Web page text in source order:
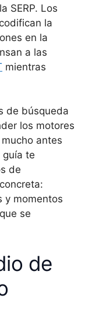
SERP. Los
la
en la
a las
mientras
de búsqueda
los motores
antes
guía te
de
y momentos
se
de